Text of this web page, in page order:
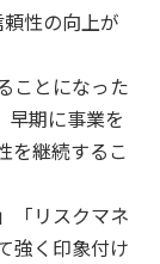
性の向上が
ことになった
早期に事業を
を継続するこ
「リスクマネ
強く印象付け